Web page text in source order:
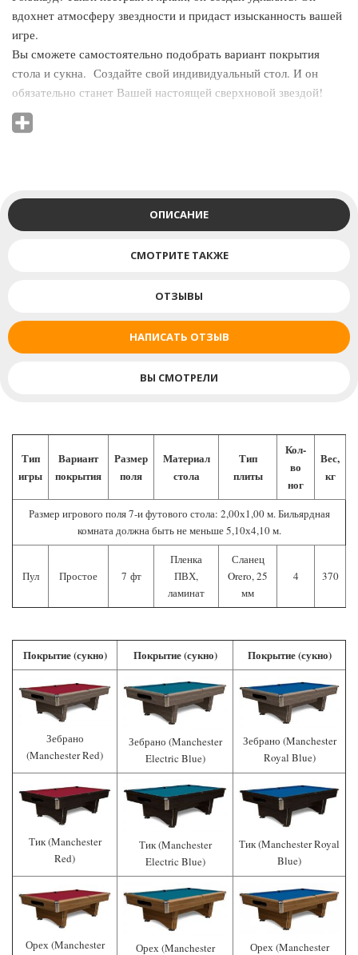
вдохнет атмосферу звездности и придаст изысканность вашей
игре.
Вы сможете самостоятельно подобрать вариант покрытия
стола и сукна. Создайте свой индивидуальный стол. И он
обязательно станет Вашей настоящей сверхновой звездой!
Бильярдный стол Голливуд имеет полностью разборную
конструкцию. Стандартное исполнение – сукно Euro Pro 50.
ОПИСАНИЕ
СМОТРИТЕ ТАКЖЕ
ОТЗЫВЫ
НАПИСАТЬ ОТЗЫВ
ВЫ СМОТРЕЛИ
Тип
игры
Вариант
покрытия
Размер
поля
Материал
стола
Тип
плиты
Кол-
во
ног
Вес,
кг
Размер игрового поля 7-и футового стола: 2,00х1,00 м. Бильярдная
комната должна быть не меньше 5,10х4,10 м.
Пул Простое 7 фт
Пленка
ПВХ,
ламинат
Сланец
Orero, 25
мм
4 370
Покрытие (сукно) Покрытие (сукно) Покрытие (сукно)
Зебрано
(Manchester Red)
Зебрано (Manchester
Electric Blue)
Зебрано (Manchester
Royal Blue)
Тик (Manchester
Red)
Тик (Manchester
Electric Blue)
Тик (Manchester Royal
Blue)
Орех (Manchester
Орех (Manchester
Орех (Manchester